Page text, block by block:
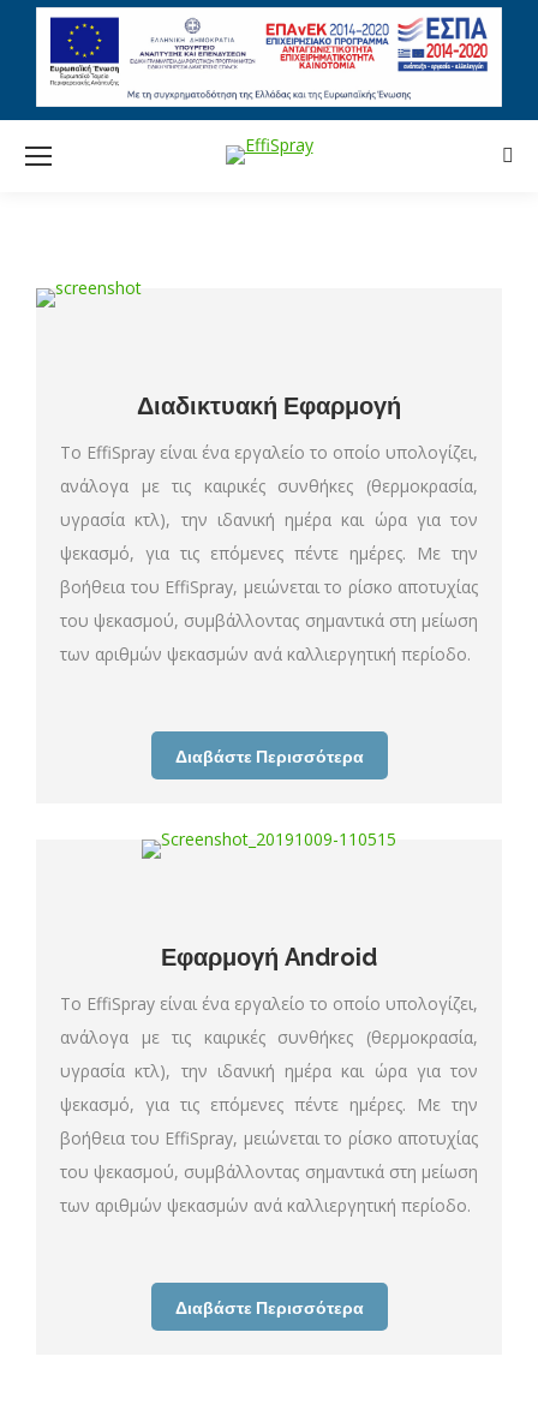
Διαδικτυακή Εφαρμογή
Το EffiSpray είναι ένα εργαλείο το οποίο υπολογίζει,
ανάλογα με τις καιρικές συνθήκες (θερμοκρασία,
υγρασία κτλ), την ιδανική ημέρα και ώρα για τον
ψεκασμό, για τις επόμενες πέντε ημέρες. Με την
βοήθεια του EffiSpray, μειώνεται το ρίσκο αποτυχίας
του ψεκασμού, συμβάλλοντας σημαντικά στη μείωση
των αριθμών ψεκασμών ανά καλλιεργητική περίοδο.
Διαβάστε Περισσότερα
Εφαρμογή Android
Το EffiSpray είναι ένα εργαλείο το οποίο υπολογίζει,
ανάλογα με τις καιρικές συνθήκες (θερμοκρασία,
υγρασία κτλ), την ιδανική ημέρα και ώρα για τον
ψεκασμό, για τις επόμενες πέντε ημέρες. Με την
βοήθεια του EffiSpray, μειώνεται το ρίσκο αποτυχίας
του ψεκασμού, συμβάλλοντας σημαντικά στη μείωση
των αριθμών ψεκασμών ανά καλλιεργητική περίοδο.
Διαβάστε Περισσότερα